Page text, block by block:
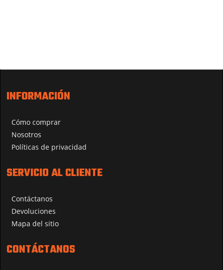
INFORMACIÓN
Cómo comprar
Nosotros
Políticas de privacidad
SERVICIO AL CLIENTE
Contáctanos
Devoluciones
Mapa del sitio
CONTÁCTANOS